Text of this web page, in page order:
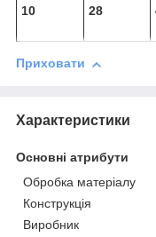
10
28
Приховати
Характеристики
Основні атрибути
Обробка матеріалу
Конструкція
Виробник